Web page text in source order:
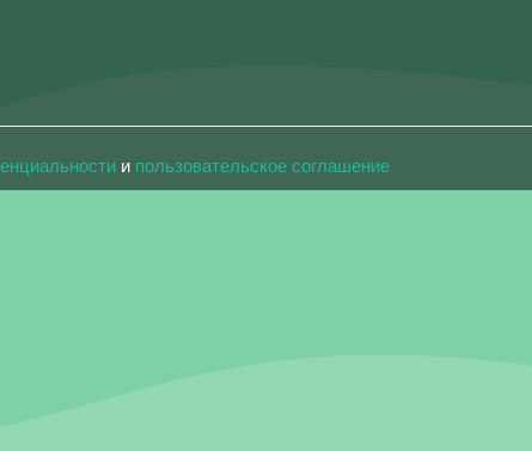
и пользовательское соглашение